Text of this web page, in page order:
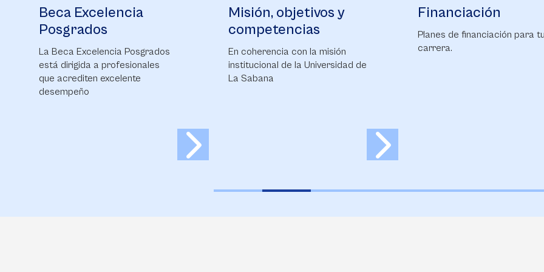
con miras a buscar la meta de
enfermería de promover,
neonato, niño o adulto en estado
crítico.
alteraciones irremediables
respectivos tratamientos.
Misión, objetivos y
competencias
En coherencia con la misión
institucional de la Universidad de
La Sabana
Financiación
Planes de financiación para tu
carrera.
Bienestar
Conoce Bienestar